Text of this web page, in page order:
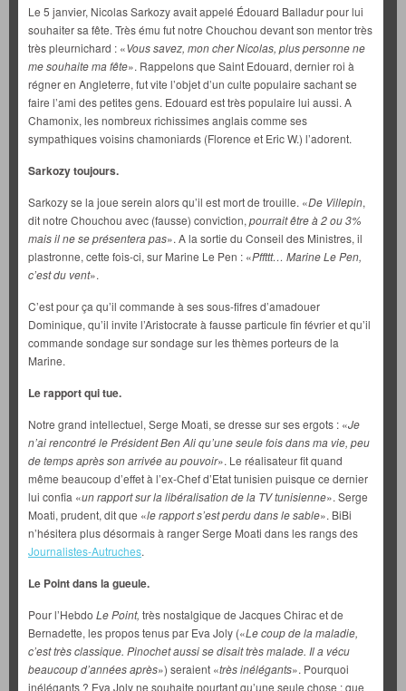
Le 5 janvier, Nicolas Sarkozy avait appelé Édouard Balladur pour lui
souhaiter sa fête. Très ému fut notre Chouchou devant son mentor très
très pleurnichard : «Vous savez, mon cher Nicolas, plus personne ne
me souhaite ma fête». Rappelons que Saint Edouard, dernier roi à
régner en Angleterre, fut vite l’objet d’un culte populaire sachant se
faire l’ami des petites gens. Edouard est très populaire lui aussi. A
Chamonix, les nombreux richissimes anglais comme ses
sympathiques voisins chamoniards (Florence et Eric W.) l’adorent.
Sarkozy toujours.
Sarkozy se la joue serein alors qu’il est mort de trouille. «De Villepin,
dit notre Chouchou avec (fausse) conviction, pourrait être à 2 ou 3%
mais il ne se présentera pas». A la sortie du Conseil des Ministres, il
plastronne, cette fois-ci, sur Marine Le Pen : «Pffttt… Marine Le Pen,
c’est du vent».
C’est pour ça qu’il commande à ses sous-fifres d’amadouer
Dominique, qu’il invite l’Aristocrate à fausse particule fin février et qu’il
commande sondage sur sondage sur les thèmes porteurs de la
Marine.
Le rapport qui tue.
Notre grand intellectuel, Serge Moati, se dresse sur ses ergots : «Je
n’ai rencontré le Président Ben Ali qu’une seule fois dans ma vie, peu
de temps après son arrivée au pouvoir». Le réalisateur fit quand
même beaucoup d’effet à l’ex-Chef d’Etat tunisien puisque ce dernier
lui confia «un rapport sur la libéralisation de la TV tunisienne». Serge
Moati, prudent, dit que «le rapport s’est perdu dans le sable». BiBi
n’hésitera plus désormais à ranger Serge Moati dans les rangs des
Journalistes-Autruches.
Le Point dans la gueule.
Pour l’Hebdo Le Point, très nostalgique de Jacques Chirac et de
Bernadette, les propos tenus par Eva Joly («Le coup de la maladie,
c’est très classique. Pinochet aussi se disait très malade. Il a vécu
beaucoup d’années après») seraient «très inélégants». Pourquoi
inélégants ? Eva Joly ne souhaite pourtant qu’une seule chose : que